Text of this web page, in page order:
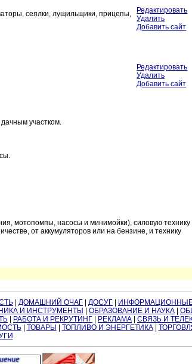
сеялки, лущильщики, прицепы,
Редактировать
Удалить
Добавить сайт
Редактировать
Удалить
Добавить сайт
участком.
мотопомпы, насосы и минимойки), силовую технику
от аккумуляторов или на бензине, и технику
ДОМАШНИЙ ОЧАГ ДОСУГ
И ИНСТРУМЕНТЫ ОБРАЗОВАНИЕ И НАУКА
РАБОТА И РЕКРУТИНГ РЕКЛАМА СВЯЗЬ И
| ТОВАРЫ ТОПЛИВО И ЭНЕРГЕТИКА|